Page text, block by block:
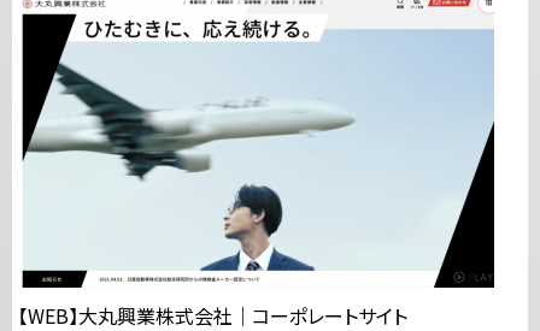
【WEB】大丸興業株式会社｜コーポレートサイト